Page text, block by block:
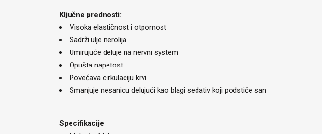
Ključne prednosti:
Visoka elastičnost i otpornost
Sadrži ulje nerolija
Umirujuće deluje na nervni system
Opušta napetost
Povećava cirkulaciju krvi
Smanjuje nesanicu delujući kao blagi sedativ koji podstiče san
Specifikacije